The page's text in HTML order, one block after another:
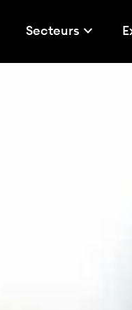
Secteurs